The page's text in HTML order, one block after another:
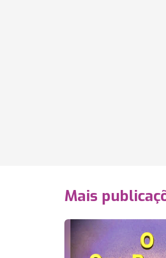
Mais